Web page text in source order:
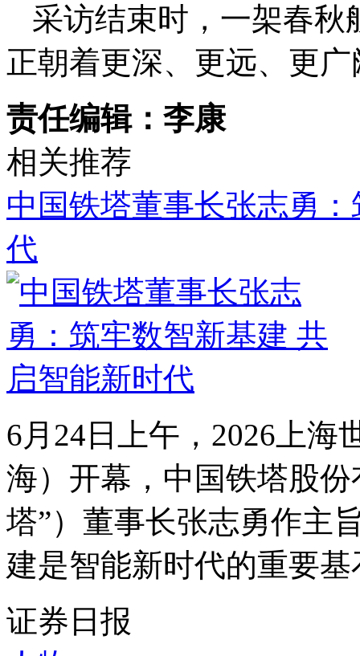
采访结束时，一架春秋
正朝着更深、更远、更
责任编辑：李康
相关推荐
中国铁塔董事长张志勇
代
6月24日上午，2026上海
海）开幕，中国铁塔股
塔”）董事长张志勇作主
建是智能新时代的重要
证券日报